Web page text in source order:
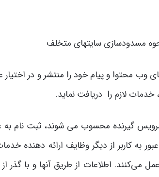
و پیام خود را منتشر و در اختیار
لازم را دریافت نماید.
گیرنده محسوب می شوند، ثبت نام
به کاربر از دیگر وظایف ارائه دهنده
می­‌کنند. اطلاعات از طریق آن­ها و با گذر